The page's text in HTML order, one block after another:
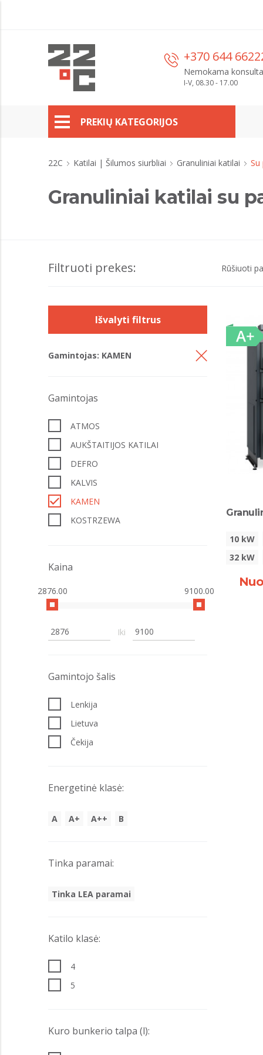
+370 644
Nemokama
I-V, 08.30 - 17.00
PREKIŲ KATEGORIJOS
22C Katilai | Šilumos siurbliai Granuliniai katilai Su
Granuliniai katilai su
Filtruoti prekes: Rūšiuoti
Išvalyti filtrus
Gamintojas: KAMEN
Gamintojas
ATMOS
AUKŠTAITIJOS KATILAI
DEFRO
KALVIS
KAMEN
KOSTRZEWA
Kaina
2876.00 9100.00
Iki
Gamintojo šalis
Lenkija
Lietuva
Čekija
Energetinė klasė:
A A+ A++ B
Tinka paramai:
Tinka LEA paramai
Katilo klasė:
4
5
Kuro bunkerio talpa (l):
10 kW
32 kW